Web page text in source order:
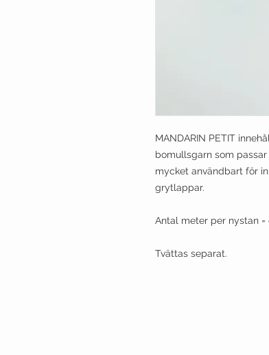
MANDARIN PETIT
bomullsgarn som
mycket användbart för
grytlappar.
Antal meter per nystan =
Tvättas separat.